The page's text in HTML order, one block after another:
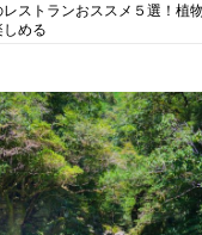
ストランおススメ５選！植
める